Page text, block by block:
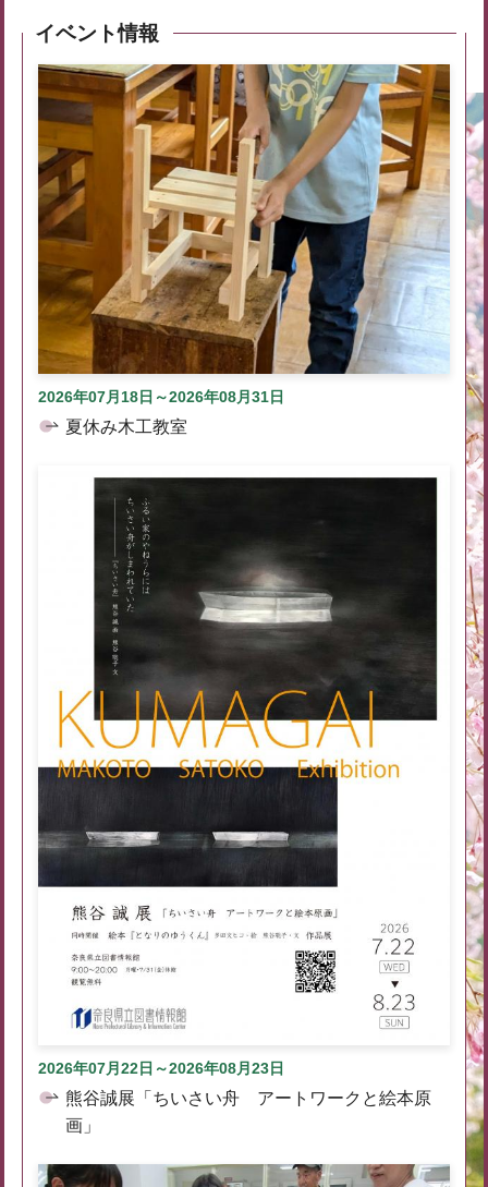
イベント情報
2026年07月18日～2026年08月31日
夏休み木工教室
2026年07月22日～2026年08月23日
熊谷誠展「ちいさい舟 アートワークと絵本原
画」